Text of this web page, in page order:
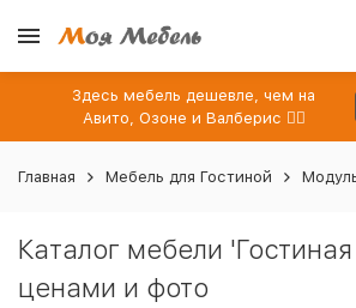
Здесь мебель дешевле, чем на
Авито, Озоне и Валберис 👉🏻
Главная Мебель для Гостиной
Каталог мебели
ценами и фото